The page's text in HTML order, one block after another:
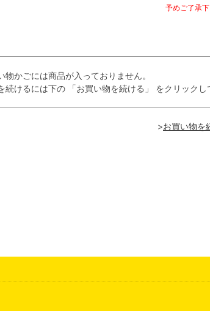
予めご了承下
物かごには商品が入っておりません。
続けるには下の 「お買い物を続ける」 をクリックし
>